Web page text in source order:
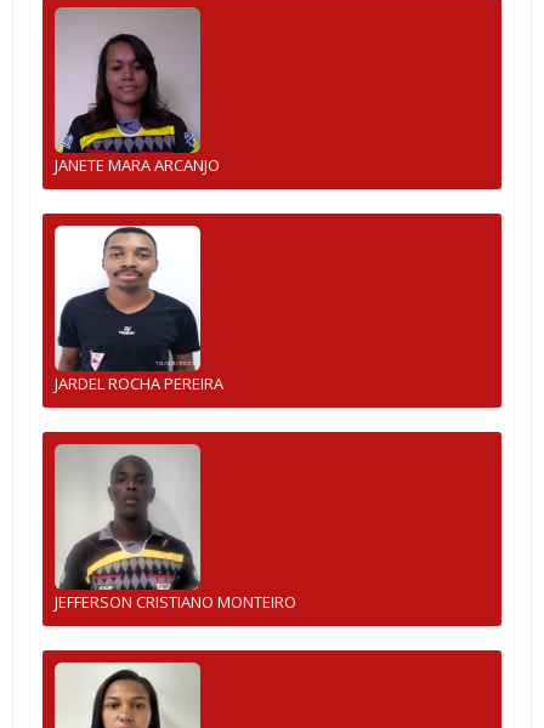
JANETE MARA ARCANJO
JARDEL ROCHA PEREIRA
JEFFERSON CRISTIANO MONTEIRO